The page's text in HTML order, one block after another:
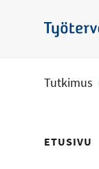
pääsisältöön
Tutkimus
ETUSIVU